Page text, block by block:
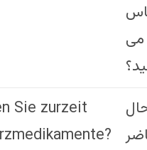
می
Sie zurzeit